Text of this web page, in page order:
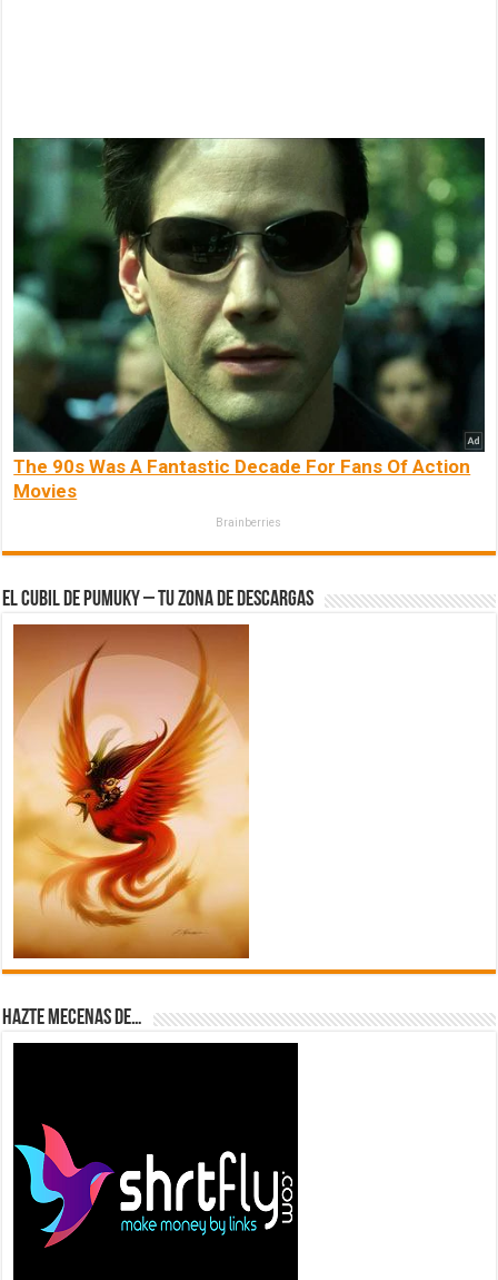
The 90s Was A Fantastic Decade For Fans Of Action
Movies
Brainberries
El Cubil de Pumuky – Tu zona de Descargas
Hazte Mecenas de…